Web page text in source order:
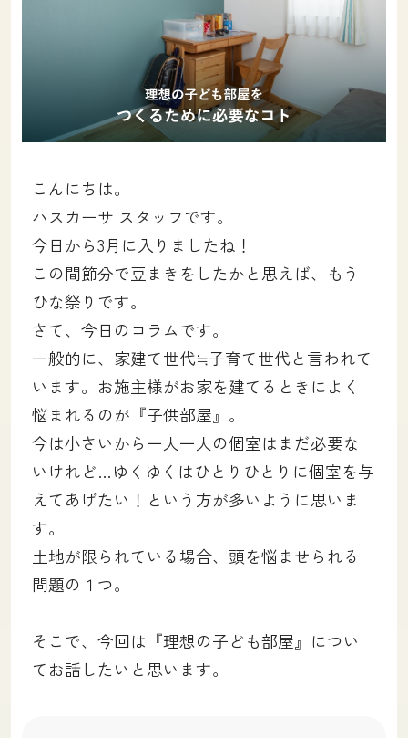
来場予約
イベント情報
お問い合わせ
プライバシーポリシー
カスタマーハラスメントポリシー
こんにちは。
ハスカーサ スタッフです。
今日から3月に入りましたね！
この間節分で豆まきをしたかと思えば、もう
ひな祭りです。
さて、今日のコラムです。
一般的に、家建て世代≒子育て世代と言われて
います。お施主様がお家を建てるときによく
悩まれるのが『子供部屋』。
今は小さいから一人一人の個室はまだ必要な
いけれど…ゆくゆくはひとりひとりに個室を与
えてあげたい！という方が多いように思いま
す。
土地が限られている場合、頭を悩ませられる
問題の１つ。
そこで、今回は『理想の子ども部屋』につい
てお話したいと思います。